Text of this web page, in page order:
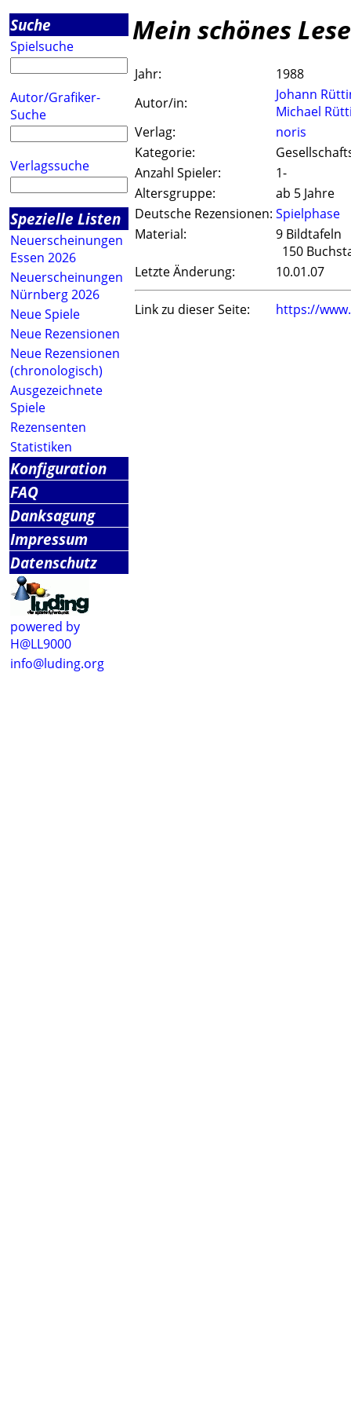
Suche
Spielsuche
Autor/Grafiker-
Suche
Verlagssuche
Spezielle Listen
Neuerscheinungen
Essen 2026
Neuerscheinungen
Nürnberg 2026
Neue Spiele
Neue Rezensionen
Neue Rezensionen
(chronologisch)
Ausgezeichnete
Spiele
Rezensenten
Statistiken
Konfiguration
FAQ
Danksagung
Impressum
Datenschutz
powered by
H@LL9000
info@luding.org
Mein schönes
Jahr:
1988
Autor/in:
Johann
Michael
Verlag:
noris
Kategorie:
Anzahl Spieler:
1-
Altersgruppe:
ab 5 Jahre
Deutsche Rezensionen: Spielphase
Material:
9 Bildtafeln
150
Letzte Änderung:
10.01.07
Link zu dieser Seite: https://